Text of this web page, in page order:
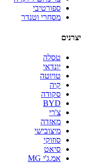
ספורטיבי
מסחרי וטנדר
יצרנים
טסלה
יונדאי
טויוטה
קיה
סקודה
BYD
צ'רי
מאזדה
מיצובישי
סוזוקי
סיאט
אמ.ג'י MG